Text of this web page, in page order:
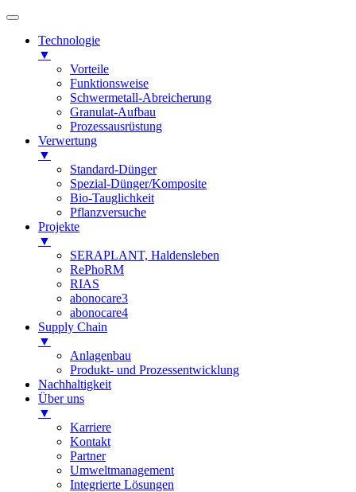
Technologie
▼
Vorteile
Funktionsweise
Schwermetall-Abreicherung
Granulat-Aufbau
Prozessausrüstung
Verwertung
▼
Standard-Dünger
Spezial-Dünger/Komposite
Bio-Tauglichkeit
Pflanzversuche
Projekte
▼
SERAPLANT, Haldensleben
RePhoRM
RIAS
abonocare3
abonocare4
Supply Chain
▼
Anlagenbau
Produkt- und Prozessentwicklung
Nachhaltigkeit
Über uns
▼
Karriere
Kontakt
Partner
Umweltmanagement
Integrierte Lösungen